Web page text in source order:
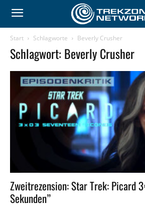
Start Schlagworte Beverly Crusher
Schlagwort: Beverly Crusher
Zweitrezension: Star Trek: Picard
Sekunden”